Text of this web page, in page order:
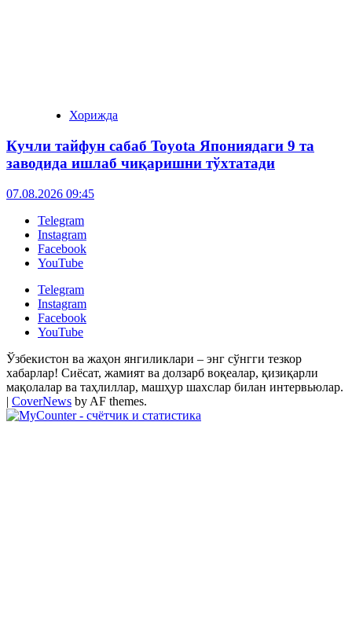
Хорижда
Кучли тайфун сабаб Toyota Япониядаги 9 та
заводида ишлаб чиқаришни тўхтатади
07.08.2026 09:45
Telegram
Instagram
Facebook
YouTube
Telegram
Instagram
Facebook
YouTube
Ўзбекистон ва жаҳон янгиликлари – энг сўнгги тезкор
хабарлар! Сиёсат, жамият ва долзарб воқеалар, қизиқарли
мақолалар ва таҳлиллар, машҳур шахслар билан интервьюлар.
| CoverNews by AF themes.